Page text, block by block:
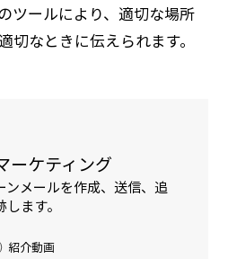
ツールにより、適切な場所
切なときに伝えられます。
ーケティング
ンメールを作成、送信、追
します。
紹介動画